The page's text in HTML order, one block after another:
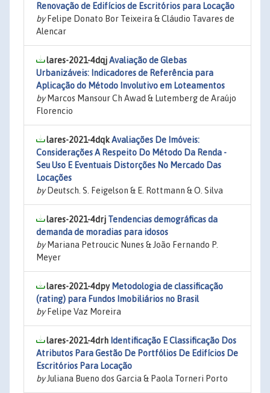
Renovação de Edifícios de Escritórios para Locação
byFelipe Donato Bor Teixeira & Cláudio Tavares de
Alencar
lares-2021-4dqjAvaliação de Glebas
Urbanizáveis: Indicadores de Referência para
Aplicação do Método Involutivo em Loteamentos
byMarcos Mansour Ch Awad & Lutemberg de Araújo
Florencio
lares-2021-4dqkAvaliações De Imóveis:
Considerações A Respeito Do Método Da Renda -
Seu Uso E Eventuais Distorções No Mercado Das
Locações
byDeutsch. S. Feigelson & E. Rottmann & O. Silva
lares-2021-4drj Tendencias demográficas da
demanda de moradias para idosos
byMariana Petroucic Nunes & João Fernando P.
Meyer
lares-2021-4dpy Metodologia de classificação
(rating) para Fundos Imobiliários no Brasil
byFelipe Vaz Moreira
lares-2021-4drh Identificação E Classificação Dos
Atributos Para Gestão De Portfólios De Edifícios De
Escritórios Para Locação
byJuliana Bueno dos Garcia & Paola Torneri Porto